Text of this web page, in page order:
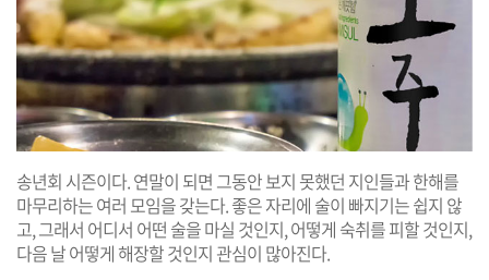
하
기
하
송년회 시즌이다. 연말이 되면 그동안 보지 못했던 지인들과 한해를
마무리하는 여러 모임을 갖는다. 좋은 자리에 술이 빠지기는 쉽지 않
고, 그래서 어디서 어떤 술을 마실 것인지, 어떻게 숙취를 피할 것인지,
다음 날 어떻게 해장할 것인지 관심이 많아진다.